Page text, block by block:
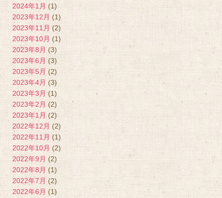
2024年1月 (1)
2023年12月 (1)
2023年11月 (2)
2023年10月 (1)
2023年8月 (3)
2023年6月 (3)
2023年5月 (2)
2023年4月 (3)
2023年3月 (1)
2023年2月 (2)
2023年1月 (2)
2022年12月 (2)
2022年11月 (1)
2022年10月 (2)
2022年9月 (2)
2022年8月 (1)
2022年7月 (2)
2022年6月 (1)